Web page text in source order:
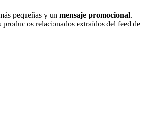
pequeñas y un mensaje promocional.
relacionados extraídos del feed de